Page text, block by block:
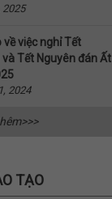
2025
việc nghỉ Tết
và Tết Nguyên đán Ất
2024
TẠO